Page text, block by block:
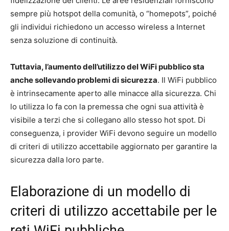
sempre più hotspot della comunità, o “homepots”, poiché
gli individui richiedono un accesso wireless a Internet
senza soluzione di continuità.
Tuttavia, l’aumento dell’utilizzo del WiFi pubblico sta
anche sollevando problemi di sicurezza. Il WiFi pubblico
è intrinsecamente aperto alle minacce alla sicurezza. Chi
lo utilizza lo fa con la premessa che ogni sua attività è
visibile a terzi che si collegano allo stesso hot spot. Di
conseguenza, i provider WiFi devono seguire un modello
di criteri di utilizzo accettabile aggiornato per garantire la
sicurezza dalla loro parte.
Elaborazione di un modello di
criteri di utilizzo accettabile per le